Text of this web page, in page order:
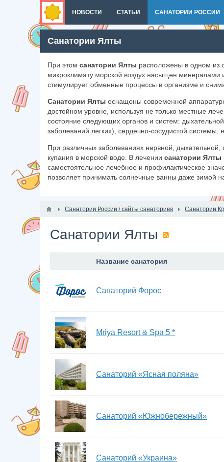
НОВОСТИ СТАТЬИ САНАТОРИИ РОССИИ
Санатории Ялты
При этом санатории Ялты расположены в одном из
микроклимату морской воздух насыщен минералами
стимулирует обменные процессы в организме и
Санатории Ялты оснащены современной
достойном уровне, используя не только местные
состояние следующих органов и систем:
заболеваний легких), сердечно-сосудистой
При различных заболеваниях нервной, дыхательной,
купания в морской воде. В лечении санатории Ялты
самостоятельное лечебное и профилактическое
позволяет принимать солнечные ванны даже зимой
Санатории России / сайты санаториев Санатории
Санатории Ялты
Название санатория
Санаторий Форос
Mriya Resort & Spa 5 *
Санаторий «Ясная поляна»
Санаторий «Южнобережный»
​Санаторий «Украина»